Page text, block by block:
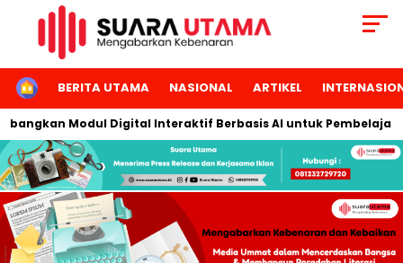
HOMEBERITA UTAMA NASIONAL ARTIKEL
Modul Digital Interaktif Berbasis AI untuk Pembelajaran